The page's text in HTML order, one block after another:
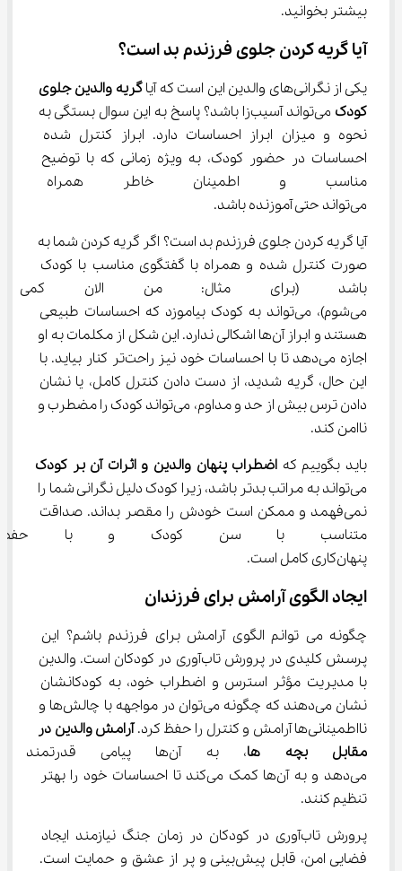
بیشتر بخوانید.
آیا گریه کردن جلوی فرزندم بد است؟
یکی از نگرانی‌های والدین این است که آیا
گریه والدین جلوی
کودک
می‌تواند آسیب‌زا باشد؟ پاسخ به این سوال بستگی به
نحوه و میزان ابراز احساسات دارد. ابراز کنترل شده
احساسات در حضور کودک، به ویژه زمانی که با توضیح
مناسب و اطمینان خاطر همراه
می‌تواند حتی آموزنده باشد.
آیا گریه کردن جلوی فرزندم بد است؟ اگر گریه کردن شما به
صورت کنترل شده و همراه با گفتگوی مناسب با کودک
باشد (برای مثال: من الان
می‌شوم)، می‌تواند به کودک بیاموزد که احساسات طبیعی
هستند و ابراز آن‌ها اشکالی ندارد. این شکل از مکلمات به او
اجازه می‌دهد تا با احساسات خود نیز راحت‌تر کنار بیاید. با
این حال، گریه شدید، از دست دادن کنترل کامل، یا نشان
دادن ترس بیش از حد و مداوم، می‌تواند کودک را مضطرب و
ناامن کند.
باید بگوییم که اضطراب پنهان والدین و اثرات آن بر کودک
می‌تواند به مراتب بدتر باشد، زیرا کودک دلیل نگرانی شما را
نمی‌فهمد و ممکن است خودش را مقصر بداند. صداقت
متناسب با سن کودک و با حفظ
پنهان‌کاری کامل است.
ایجاد الگوی آرامش برای فرزندان
چگونه می توانم الگوی آرامش برای فرزندم باشم؟ این
پرسش کلیدی در پرورش تاب‌آوری در کودکان است. والدین
با مدیریت مؤثر استرس و اضطراب خود، به کودکانشان
نشان می‌دهند که چگونه می‌توان در مواجهه با چالش‌ها و
نااطمینانی‌ها آرامش و کنترل را حفظ کرد.
آرامش والدین در
مقابل بچه ها
، به آن‌ها پیامی
می‌دهد و به آن‌ها کمک می‌کند تا احساسات خود را بهتر
تنظیم کنند.
پرورش تاب‌آوری در کودکان در زمان جنگ نیازمند ایجاد
فضایی امن، قابل پیش‌بینی و پر از عشق و حمایت است.